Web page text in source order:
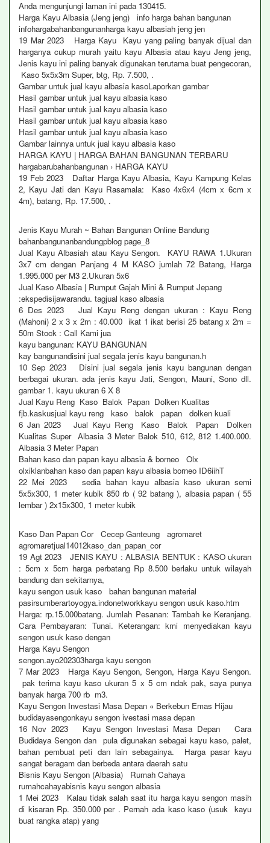
Anda mengunjungi laman ini pada 130415.
Harga Kayu Albasia (Jeng jeng) info harga bahan bangunan
infohargabahanbangunanharga kayu albasiah jeng jen
19 Mar 2023 Harga Kayu Kayu yang paling banyak dijual dan
harganya cukup murah yaitu kayu Albasia atau kayu Jeng jeng,
Jenis kayu ini paling banyak digunakan terutama buat pengecoran,
Kaso 5x5x3m Super, btg, Rp. 7.500, .
Gambar untuk jual kayu albasia kasoLaporkan gambar
Hasil gambar untuk jual kayu albasia kaso
Hasil gambar untuk jual kayu albasia kaso
Hasil gambar untuk jual kayu albasia kaso
Hasil gambar untuk jual kayu albasia kaso
Gambar lainnya untuk jual kayu albasia kaso
HARGA KAYU | HARGA BAHAN BANGUNAN TERBARU
hargabarubahanbangunan › HARGA KAYU
19 Feb 2023 Daftar Harga Kayu Albasia, Kayu Kampung Kelas
2, Kayu Jati dan Kayu Rasamala: Kaso 4x6x4 (4cm x 6cm x
4m), batang, Rp. 17.500, .
Jenis Kayu Murah ~ Bahan Bangunan Online Bandung
bahanbangunanbandungpblog page_8
Jual Kayu Albasiah atau Kayu Sengon. KAYU RAWA 1.Ukuran
3x7 cm dengan Panjang 4 M KASO jumlah 72 Batang, Harga
1.995.000 per M3 2.Ukuran 5x6
Jual Kaso Albasia | Rumput Gajah Mini & Rumput Jepang
:ekspedisijawarandu. tagjual kaso albasia
6 Des 2023 Jual Kayu Reng dengan ukuran : Kayu Reng
(Mahoni) 2 x 3 x 2m : 40.000 ikat 1 ikat berisi 25 batang x 2m =
50m Stock : Call Kami jua
kayu bangunan: KAYU BANGUNAN
kay bangunandisini jual segala jenis kayu bangunan.h
10 Sep 2023 Disini jual segala jenis kayu bangunan dengan
berbagai ukuran. ada jenis kayu Jati, Sengon, Mauni, Sono dll.
gambar 1. kayu ukuran 6 X 8
Jual Kayu Reng Kaso Balok Papan Dolken Kualitas
fjb.kaskusjual kayu reng kaso balok papan dolken kuali
6 Jan 2023 Jual Kayu Reng Kaso Balok Papan Dolken
Kualitas Super Albasia 3 Meter Balok 510, 612, 812 1.400.000.
Albasia 3 Meter Papan
Bahan kaso dan papan kayu albasia & borneo Olx
olxiklanbahan kaso dan papan kayu albasia borneo ID6iihT
22 Mei 2023 sedia bahan kayu albasia kaso ukuran semi
5x5x300, 1 meter kubik 850 rb ( 92 batang ), albasia papan ( 55
lembar ) 2x15x300, 1 meter kubik
Kaso Dan Papan Cor Cecep Ganteung agromaret
agromaretjual14012kaso_dan_papan_cor
19 Agt 2023 JENIS KAYU : ALBASIA BENTUK : KASO ukuran
: 5cm x 5cm harga perbatang Rp 8.500 berlaku untuk wilayah
bandung dan sekitarnya,
kayu sengon usuk kaso bahan bangunan material
pasirsumberartoyogya.indonetworkkayu sengon usuk kaso.htm
Harga: rp.15.000batang. Jumlah Pesanan: Tambah ke Keranjang.
Cara Pembayaran: Tunai. Keterangan: kmi menyediakan kayu
sengon usuk kaso dengan
Harga Kayu Sengon
sengon.ayo202303harga kayu sengon
7 Mar 2023 Harga Kayu Sengon, Sengon, Harga Kayu Sengon.
pak terima kayu kaso ukuran 5 x 5 cm ndak pak, saya punya
banyak harga 700 rb m3.
Kayu Sengon Investasi Masa Depan « Berkebun Emas Hijau
budidayasengonkayu sengon ivestasi masa depan
16 Nov 2023 Kayu Sengon Investasi Masa Depan Cara
Budidaya Sengon dan pula digunakan sebagai kayu kaso, palet,
bahan pembuat peti dan lain sebagainya. Harga pasar kayu
sangat beragam dan berbeda antara daerah satu
Bisnis Kayu Sengon (Albasia) Rumah Cahaya
rumahcahayabisnis kayu sengon albasia
1 Mei 2023 Kalau tidak salah saat itu harga kayu sengon masih
di kisaran Rp. 350.000 per . Pernah ada kaso kaso (usuk kayu
buat rangka atap) yang